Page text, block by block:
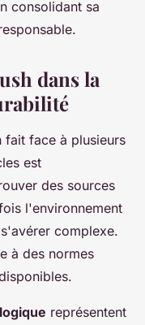
consolidant sa
dans la
fait face à plusieurs
est
des sources
l'environnement
complexe.
à des normes
représentent